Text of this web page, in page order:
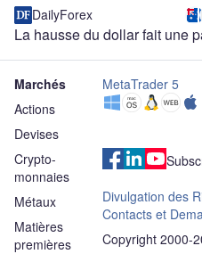
DailyForex
La hausse du dollar fait une
Marchés
Actions
Devises
Crypto-
monnaies
Métaux
Matières
premières
MetaTrader 5
Divulgation des
Contacts et
Copyright 2000-